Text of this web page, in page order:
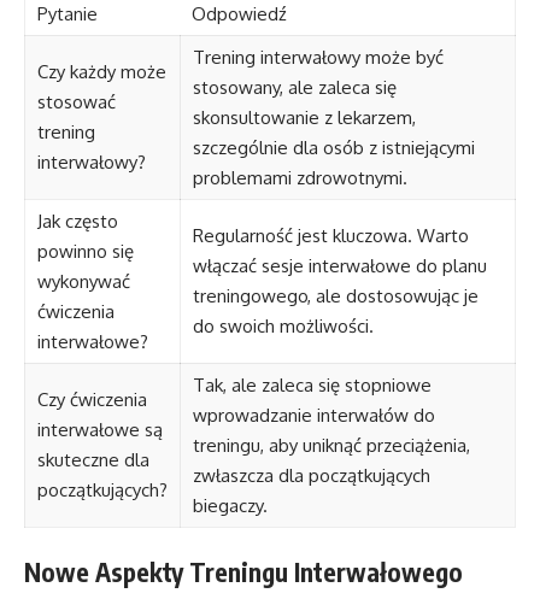
Pytanie Odpowiedź
Czy każdy może
stosować
trening
interwałowy?
Trening interwałowy może być
stosowany, ale zaleca się
skonsultowanie z lekarzem,
szczególnie dla osób z istniejącymi
problemami zdrowotnymi.
Jak często
powinno się
wykonywać
ćwiczenia
interwałowe?
Regularność jest kluczowa. Warto
włączać sesje interwałowe do planu
treningowego, ale dostosowując je
do swoich możliwości.
Czy ćwiczenia
interwałowe są
skuteczne dla
początkujących?
Tak, ale zaleca się stopniowe
wprowadzanie interwałów do
treningu, aby uniknąć przeciążenia,
zwłaszcza dla początkujących
biegaczy.
Nowe Aspekty Treningu Interwałowego